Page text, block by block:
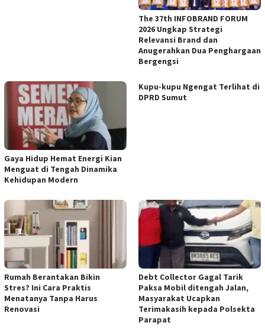
The 37th INFOBRAND FORUM
2026 Ungkap Strategi
Relevansi Brand dan
Anugerahkan Dua Penghargaan
Bergengsi
Gaya Hidup Hemat Energi Kian
Menguat di Tengah Dinamika
Kehidupan Modern
Kupu-kupu Ngengat Terlihat di
DPRD Sumut
Rumah Berantakan Bikin
Stres? Ini Cara Praktis
Menatanya Tanpa Harus
Renovasi
Debt Collector Gagal Tarik
Paksa Mobil ditengah Jalan,
Masyarakat Ucapkan
Terimakasih kepada Polsekta
Parapat